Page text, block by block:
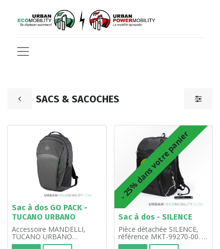
SACS & SACOCHES
Sac à dos GO PACK -
TUCANO URBANO
Accessoire MANDELLI,
TUCANO URBANO
référence 001350600.
- 25% dans votre panier
Sac à dos - SILENCE
Pièce détachée SILENCE,
référence MKT-99270-00. À
l'unité.